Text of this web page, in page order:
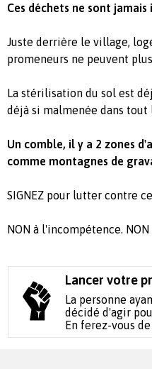
Ces déchets ne sont
Juste derrière le village,
promeneurs ne peuvent
La stérilisation du sol est
déjà si malmenée dans tout
Un comble, il y a 2 zones
comme montagnes de
SIGNEZ pour lutter contre
NON à l'incompétence.
Lancer votre
La personne
décidé d'agir
En ferez-vous